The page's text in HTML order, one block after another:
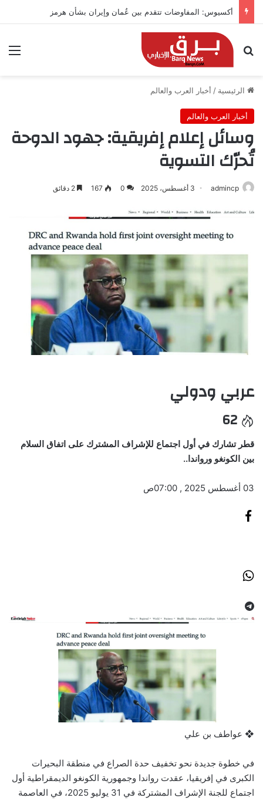
أكسيوس: المفاوضات تتقدم بين عُمان وإيران بشأن هرمز
بحث عن
الرئيسية / أخبار العرب والعالم
أخبار العرب والعالم
وسائل إعلام إفريقية: جهود الدوحة
تُحرّك التسوية
admincp 3 أغسطس، 2025 0
167
عربي ودولي
62
قطر تشارك في أول اجتماع للإشراف المشترك على اتفاق السلام
بين الكونغو ورواندا..
03 أغسطس 2025 , 07:00ص
❖ عواطف بن علي
في خطوة جديدة نحو تخفيف حدة الصراع في منطقة البحيرات
الكبرى في إفريقيا، عقدت رواندا وجمهورية الكونغو الديمقراطية أول
اجتماع للجنة الإشراف المشتركة في 31 يوليو 2025، في العاصمة